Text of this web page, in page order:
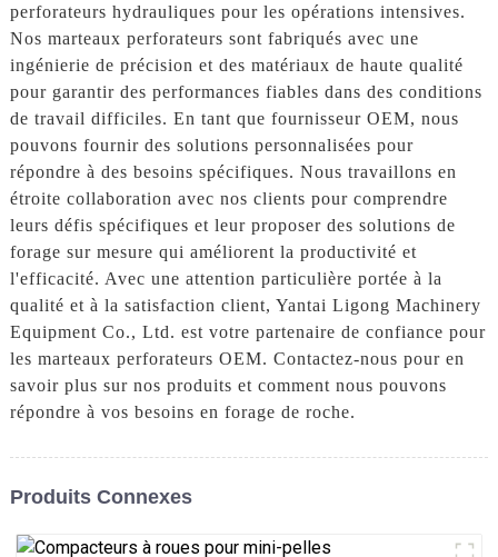
perforateurs hydrauliques pour les opérations intensives.
Nos marteaux perforateurs sont fabriqués avec une
ingénierie de précision et des matériaux de haute qualité
pour garantir des performances fiables dans des conditions
de travail difficiles. En tant que fournisseur OEM, nous
pouvons fournir des solutions personnalisées pour
répondre à des besoins spécifiques. Nous travaillons en
étroite collaboration avec nos clients pour comprendre
leurs défis spécifiques et leur proposer des solutions de
forage sur mesure qui améliorent la productivité et
l'efficacité. Avec une attention particulière portée à la
qualité et à la satisfaction client, Yantai Ligong Machinery
Equipment Co., Ltd. est votre partenaire de confiance pour
les marteaux perforateurs OEM. Contactez-nous pour en
savoir plus sur nos produits et comment nous pouvons
répondre à vos besoins en forage de roche.
Produits Connexes